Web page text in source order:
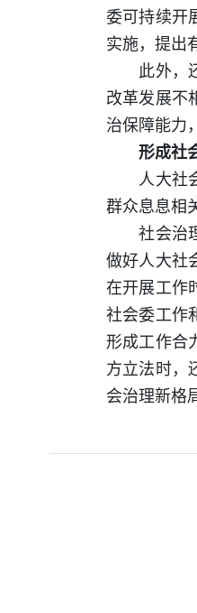
委可持续开
实施，提出
此外，还
改革发展不
治保障能力
形成社会
人大社会
群众息息相
社会治理
做好人大社
在开展工作
社会委工作
形成工作合
方立法时，
会治理新格